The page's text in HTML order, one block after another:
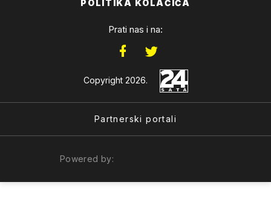
POLITIKA KOLAČIĆA
Prati nas i na:
Copyright 2026.
Partnerski portali
Powered by: